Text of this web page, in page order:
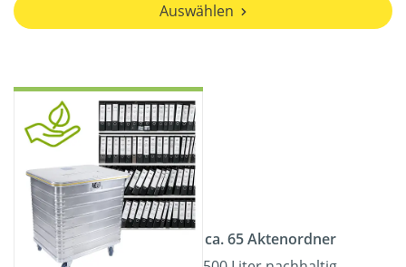
Auswählen
ca. 65 Aktenordner